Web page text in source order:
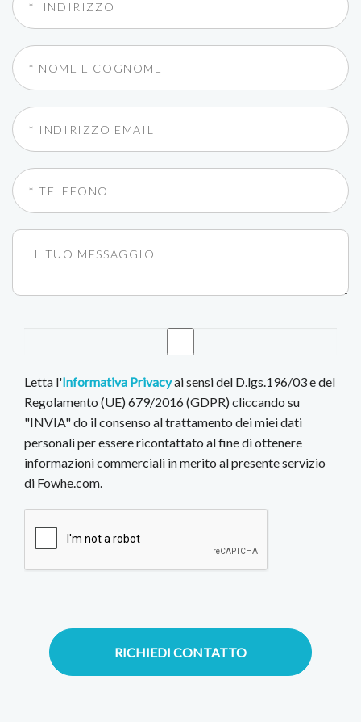
Letta l'Informativa Privacyai sensi del D.lgs.196/03 e del
Regolamento (UE) 679/2016 (GDPR) cliccando su
"INVIA" do il consenso al trattamento dei miei dati
personali per essere ricontattato al fine di ottenere
informazioni commerciali in merito al presente servizio
di Fowhe.com.
RICHIEDI CONTATTO